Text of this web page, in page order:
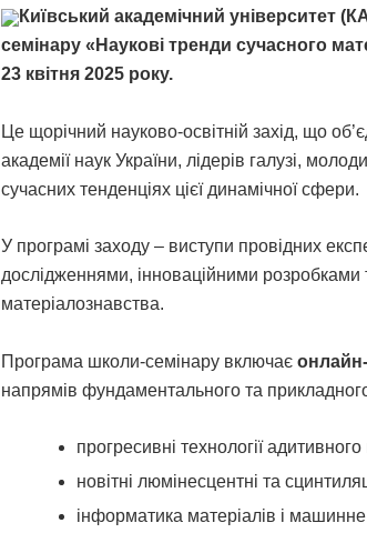
Київський академічний університет
семінару «Наукові тренди сучасного
23 квітня 2025 року.
Це щорічний науково-освітній захід, що
академії наук України, лідерів галузі,
сучасних тенденціях цієї динамічної сфери.
У програмі заходу – виступи провідних
дослідженнями, інноваційними розробками
матеріалознавства.
Програма школи-семінару включає
напрямів фундаментального та
прогресивні технології
новітні люмінесцентні та
інформатика матеріалів і